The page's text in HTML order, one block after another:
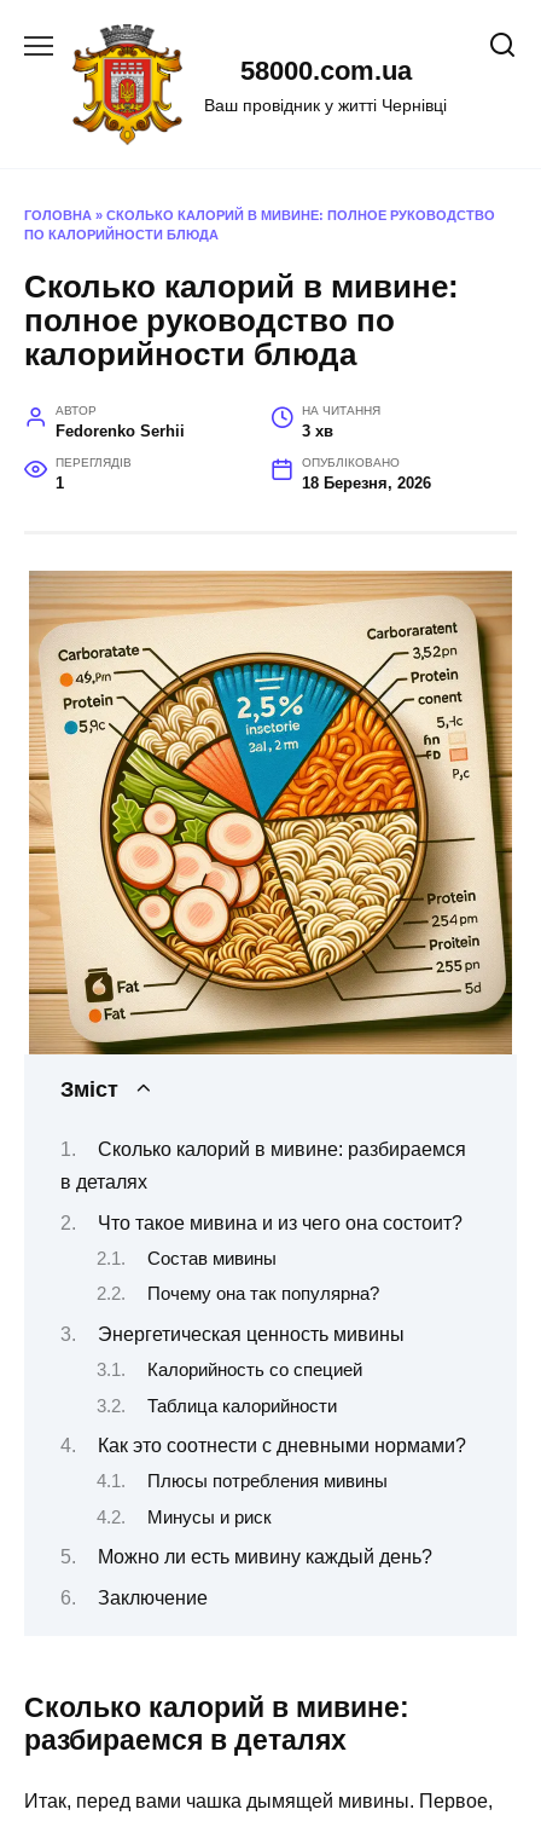
58000.com.ua
Ваш провідник у житті Чернівці
ГОЛОВНА » СКОЛЬКО КАЛОРИЙ В МИВИНЕ: ПОЛНОЕ РУКОВОДСТВО
ПО КАЛОРИЙНОСТИ БЛЮДА
Сколько калорий в мивине:
полное руководство по
калорийности блюда
АВТОР
Fedorenko Serhii
НА ЧИТАННЯ
3 хв
ПЕРЕГЛЯДІВ
1
ОПУБЛІКОВАНО
18 Березня, 2026
Зміст
Сколько калорий в мивине: разбираемся
в деталях
Что такое мивина и из чего она состоит?
Состав мивины
Почему она так популярна?
Энергетическая ценность мивины
Калорийность со специей
Таблица калорийности
Как это соотнести с дневными нормами?
Плюсы потребления мивины
Минусы и риск
Можно ли есть мивину каждый день?
Заключение
Сколько калорий в мивине:
разбираемся в деталях
Итак, перед вами чашка дымящей мивины. Первое,